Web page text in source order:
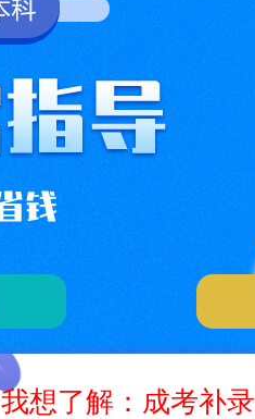
我想了解：成考补录